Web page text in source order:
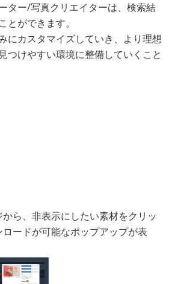
ター/写真クリエイターは、検索結
とができます。
にカスタマイズしていき、より理想
つけやすい環境に整備していくこと
ら、非表示にしたい素材をクリッ
ードが可能なポップアップが表